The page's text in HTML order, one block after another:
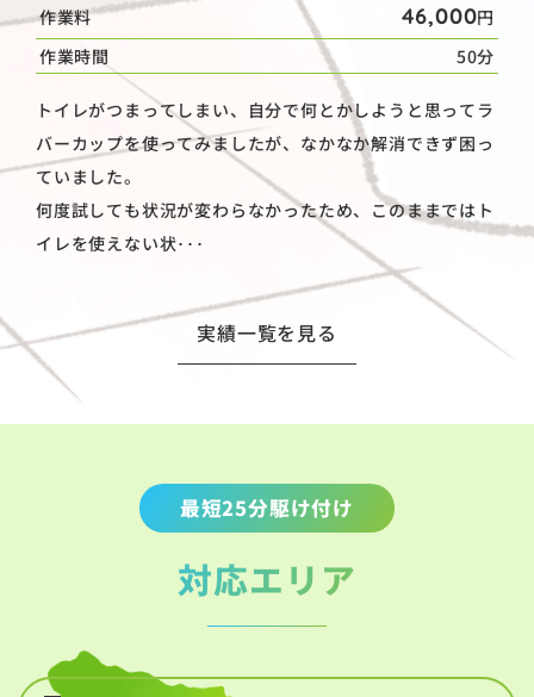
作業料
46,000円
作業時間
50分
トイレがつまってしまい、自分で何とかしようと思ってラ
バーカップを使ってみましたが、なかなか解消できず困っ
ていました。
何度試しても状況が変わらなかったため、このままではト
イレを使えない状･･･
実績一覧を見る
最短25分駆け付け
対応エリア